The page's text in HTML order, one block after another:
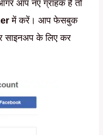
आप नए ग्राहक हैं तो
में करें। आप फेसबुक
साइनअप के लिए कर